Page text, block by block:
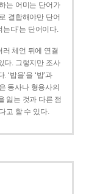
는 어미는 단어가
결합해야만 단어
는다’는 단어이다.
체언 뒤에 연결
다. 그렇지만 조사
밥을’을 ‘밥’과
동사나 형용사의
잃는 것과 다른 점
고 할 수 있다.